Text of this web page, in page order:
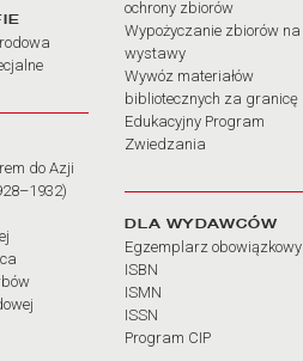
do Azji
ochrony zbiorów
Wypożyczanie zbiorów na
wystawy
Wywóz materiałów
bibliotecznych za granicę
Edukacyjny Program
Zwiedzania
DLA WYDAWCÓW
Egzemplarz obowiązkowy
ISBN
ISMN
ISSN
Program CIP